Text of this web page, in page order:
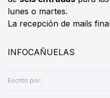
lunes o martes.
La recepción de mails
INFOCAÑUELAS
Escrito por: